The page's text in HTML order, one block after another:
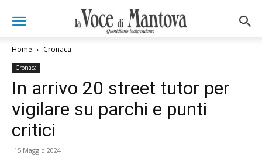
Home Cronaca
Cronaca
In arrivo 20 street tutor per
vigilare su parchi e punti
critici
15 Maggio 2024